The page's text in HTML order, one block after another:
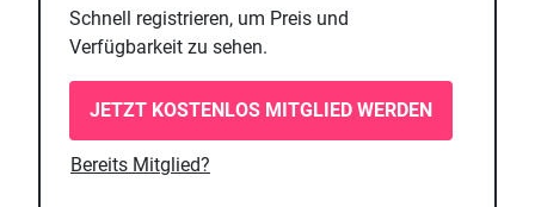
Schnell registrieren, um Preis und
Verfügbarkeit zu sehen.
JETZT KOSTENLOS MITGLIED WERDEN
Bereits Mitglied?